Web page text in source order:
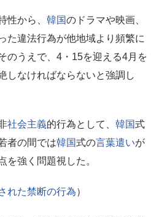
性から、 韓国のドラマや映画、
た違法行為が他地域より頻繁に
のうえで、4・15を迎える4月を
しなければならないと強調し
社会主義的行為として、 韓国式
者の間では韓国式の言葉遣いが
を強く問題視した。
れた禁断の行為）